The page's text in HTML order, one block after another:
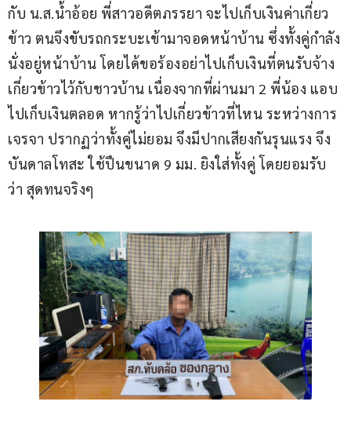
กับ น.ส.น้ำอ้อย พี่สาวอดีตภรรยา จะไปเก็บเงินค่าเกี่ยว
ข้าว ตนจึงขับรถกระบะเข้ามาจอดหน้าบ้าน ซึ่งทั้งคู่กำลัง
นั่งอยู่หน้าบ้าน โดยได้ขอร้องอย่าไปเก็บเงินที่ตนรับจ้าง
เกี่ยวข้าวไว้กับชาวบ้าน เนื่องจากที่ผ่านมา 2 พี่น้อง แอบ
ไปเก็บเงินตลอด หากรู้ว่าไปเกี่ยวข้าวที่ไหน ระหว่างการ
เจรจา ปรากฏว่าทั้งคู่ไม่ยอม จึงมีปากเสียงกันรุนแรง จึง
บันดาลโทสะ ใช้ปืนขนาด 9 มม. ยิงใส่ทั้งคู่ โดยยอมรับ
ว่า สุดทนจริงๆ